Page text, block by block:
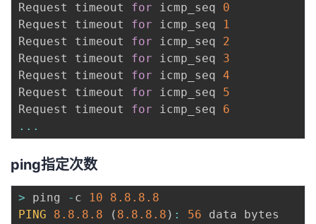
Request timeout for icmp_seq 0
Request timeout for icmp_seq
1
Request timeout for icmp_seq 2
Request timeout for icmp_seq 3
Request timeout for icmp_seq 4
Request timeout for icmp_seq 5
Request timeout for icmp_seq 6
...
ping指定次数
> ping - c 10 8.8 .8 .8
PING
8.8 .8 .8 ( 8.8 .8 .8 ) : 56